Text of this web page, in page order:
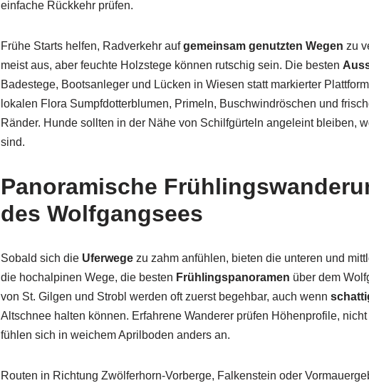
einfache Rückkehr prüfen.
Frühe Starts helfen, Radverkehr aufgemeinsam genutzten Wegen zu
meist aus, aber feuchte Holzstege können rutschig sein. Die besten
Badestege, Bootsanleger und Lücken in Wiesen statt markierter
lokalen Flora Sumpfdotterblumen, Primeln, Buschwindröschen und
Ränder. Hunde sollten in der Nähe von Schilfgürteln angeleint bleiben,
sind.
Panoramische
des Wolfgangsees
Sobald sich die Uferwegezu zahm anfühlen, bieten die unteren und
die hochalpinen Wege, die besten Frühlingspanoramen über dem
von St. Gilgen und Strobl werden oft zuerst begehbar, auch wenn
Altschnee halten können. Erfahrene Wanderer prüfen Höhenprofile,
fühlen sich in weichem Aprilboden anders an.
Routen in Richtung Zwölferhorn-Vorberge, Falkenstein oder